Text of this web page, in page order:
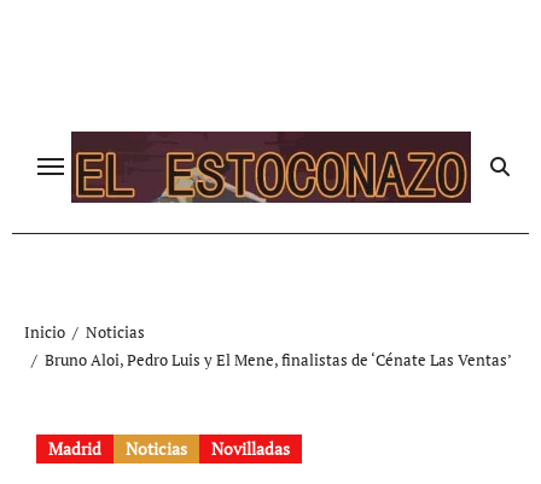
Inicio
Noticias
Bruno Aloi, Pedro Luis y El Mene, finalistas de ‘Cénate Las Ventas’
Madrid Noticias Novilladas